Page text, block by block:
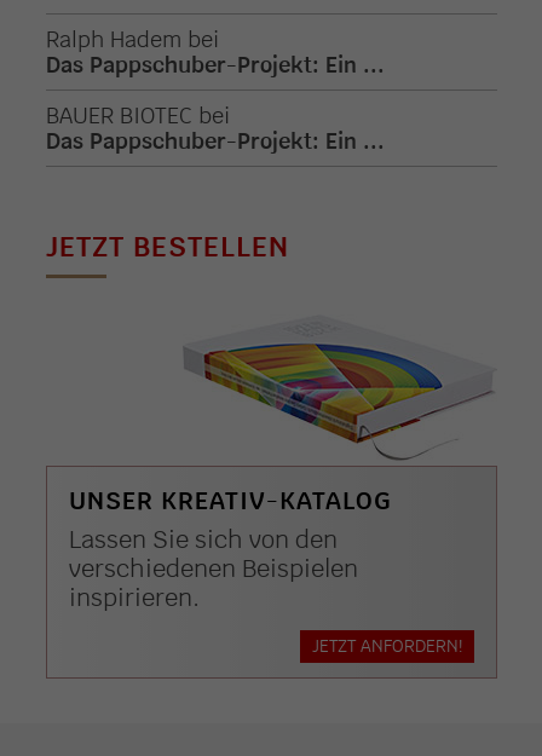
Ralph Hadem bei
Das Pappschuber-Projekt: Ein ...
BAUER BIOTEC bei
Das Pappschuber-Projekt: Ein ...
JETZT BESTELLEN
UNSER KREATIV-KATALOG
Lassen Sie sich von den
verschiedenen Beispielen
inspirieren.
JETZT ANFORDERN!